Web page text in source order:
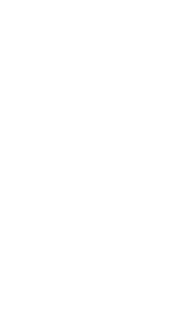
the website is used and to offer